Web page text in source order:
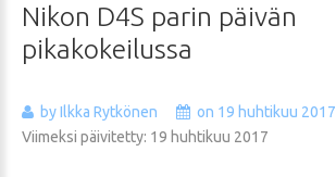
Nikon D4S parin päivän
pikakokeilussa
by Ilkka Rytkönen
on 19 huhtikuu 2017
Viimeksi päivitetty: 19 huhtikuu 2017